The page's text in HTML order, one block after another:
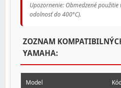
Upozornenie: Obmedzené
odolnosť do 400°C).
ZOZNAM
YAMAHA:
Model